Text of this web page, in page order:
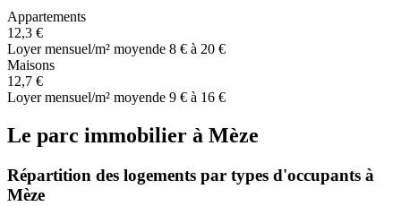
Appartements
12,3 €
Loyer mensuel/m² moyende 8 € à 20 €
Maisons
12,7 €
Loyer mensuel/m² moyende 9 € à 16 €
Le parc immobilier à Mèze
Répartition des logements par types d'occupants à
Mèze